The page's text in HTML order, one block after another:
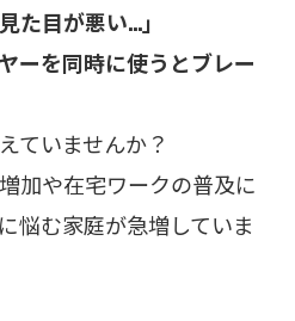
た目が悪い…」
ーを同時に使うとブレー
ていませんか？
加や在宅ワークの普及に
悩む家庭が急増していま